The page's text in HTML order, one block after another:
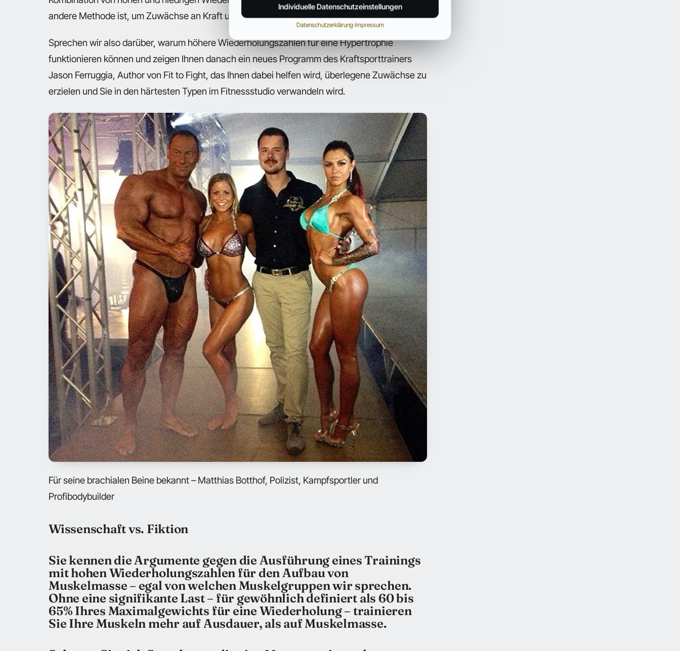
andere Methode ist, um Zuwächse an Kraft und Muskelmasse aufzubauen.
Sprechen wir also darüber, warum höhere Wiederholungszahlen für eine Hypertrophie
funktionieren können und zeigen Ihnen danach ein neues Programm des Kraftsporttrainers
Jason Ferruggia, Author von Fit to Fight, das Ihnen dabei helfen wird, überlegene Zuwächse zu
erzielen und Sie in den härtesten Typen im Fitnessstudio verwandeln wird.
Für seine brachialen Beine bekannt – Matthias Botthof, Polizist, Kampfsportler und
Profibodybuilder
Wissenschaft vs. Fiktion
Sie kennen die Argumente gegen die Ausführung eines Trainings
mit hohen Wiederholungszahlen für den Aufbau von
Muskelmasse – egal von welchen Muskelgruppen wir sprechen.
Ohne eine signifikante Last – für gewöhnlich definiert als 60 bis
65% Ihres Maximalgewichts für eine Wiederholung – trainieren
Sie Ihre Muskeln mehr auf Ausdauer, als auf Muskelmasse.
Individuelle Datenschutzeinstellungen
Datenschutzerklärung·Impressum